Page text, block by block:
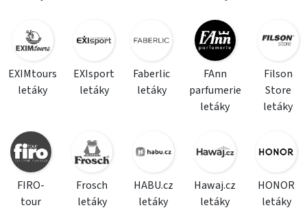
EXIMtours
letáky
EXIsport
letáky
Faberlic
letáky
FAnn
parfumerie
letáky
Filson
Store
letáky
FIRO-
tour
Frosch
letáky
HABU.cz
letáky
Hawaj.cz
letáky
HONOR
letáky